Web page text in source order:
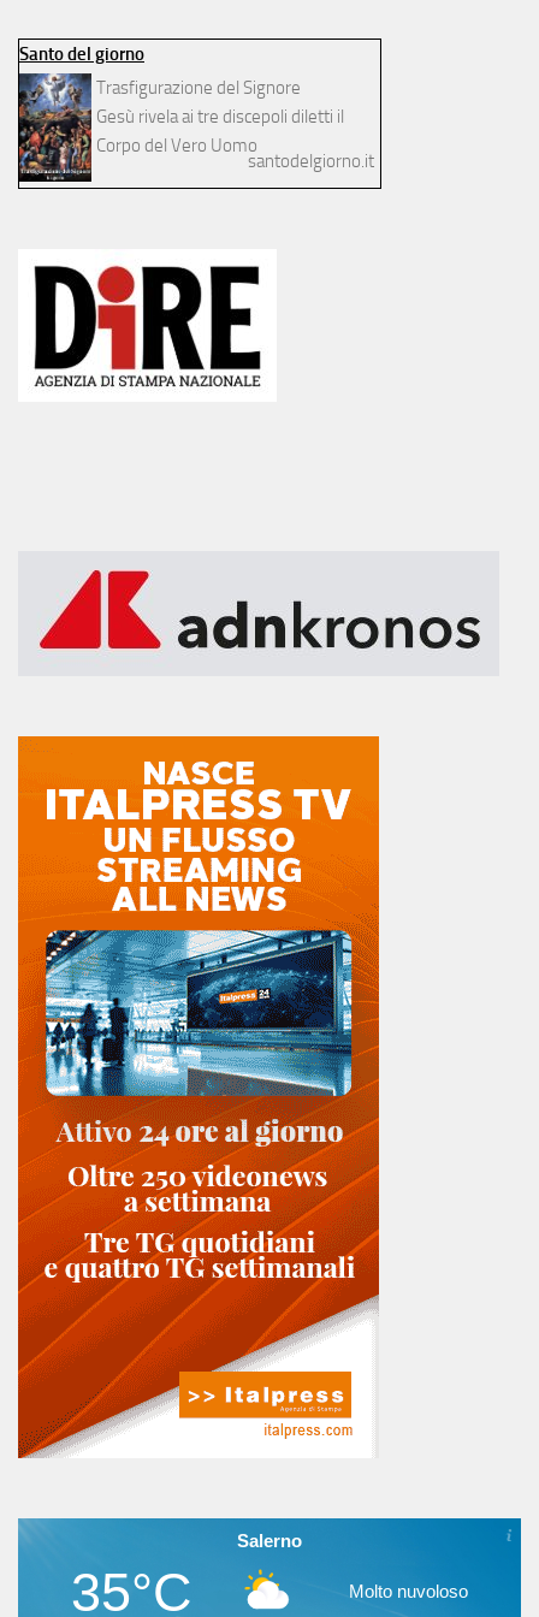
Santo del giorno
Trasfigurazione del Signore
Gesù rivela ai tre discepoli diletti il
Corpo del Vero Uomo
santodelgiorno.it
Salerno
35°C Molto nuvoloso